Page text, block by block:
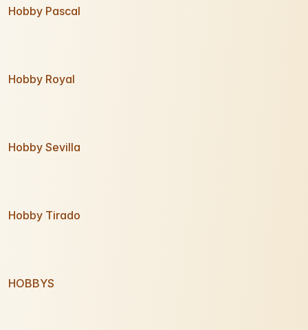
Hobby Pascal
Hobby Royal
Hobby Sevilla
Hobby Tirado
HOBBYS